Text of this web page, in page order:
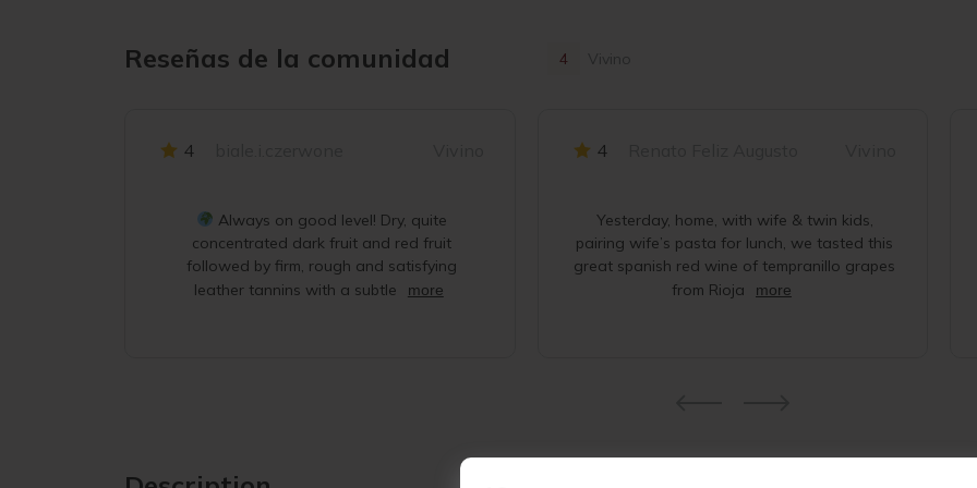
Reseñas de la comunidad 4 Vivino
4
Always on good level! Dry, quite
concentrated dark fruit and red fruit
followed by firm, rough and satisfying
leather tannins with a subtle
more
4
Yesterday, home, with wife & twin kids,
pairing wife’s pasta for lunch, we tasted this
great spanish red wine of tempranillo grapes
from Rioja
more